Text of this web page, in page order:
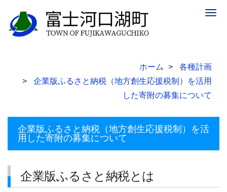
ホーム
各種計画
企業版ふるさと納税（地方創生応援税制）を活用
した寄附の募集について
企業版ふるさと納税（地方創生応援税制）を活
用した寄附の募集について
企業版ふるさと納税とは